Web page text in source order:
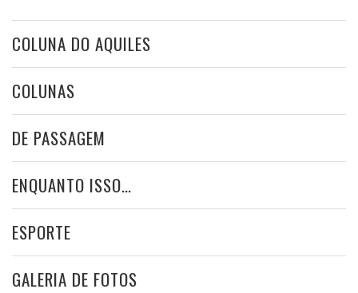
COLUNA DO AQUILES
COLUNAS
DE PASSAGEM
ENQUANTO ISSO…
ESPORTE
GALERIA DE FOTOS